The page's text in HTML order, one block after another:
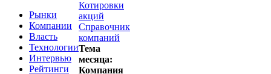
Рынки
Компании
Власть
Технологии
Интервью
Рейтинги
Котировки
акций
Справочник
компаний
Тема
месяца:
Компания